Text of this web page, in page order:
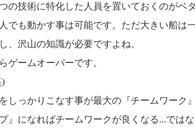
の技術に特化した人員を置いておくのがベ
でも動かす事は可能です。ただ大きい船は
、沢山の知識が必要ですよね。
ゲームオーバーです。
)
しっかりこなす事が最大の『チームワーク』
』になればチームワークが良くなる...では